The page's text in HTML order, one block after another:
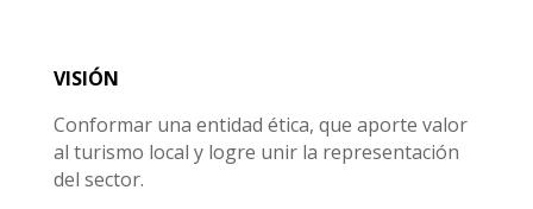
VISIÓN
Conformar una entidad ética, que aporte valor
al turismo local y logre unir la representación
del sector.